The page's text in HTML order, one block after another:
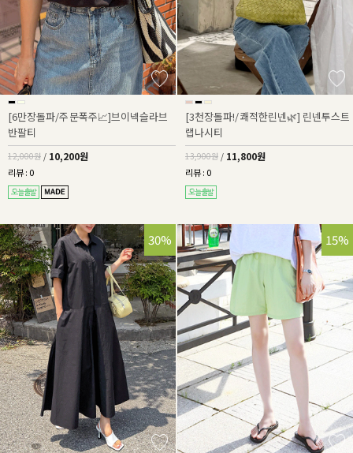
[6만장돌파/주문폭주📈]브이넥슬라브
반팔티
12,000원 / 10,200원
리뷰 : 0
[3천장돌파!/쾌적한린넨🌿] 린넨투스트
랩나시티
13,900원 / 11,800원
리뷰 : 0
30% 15%